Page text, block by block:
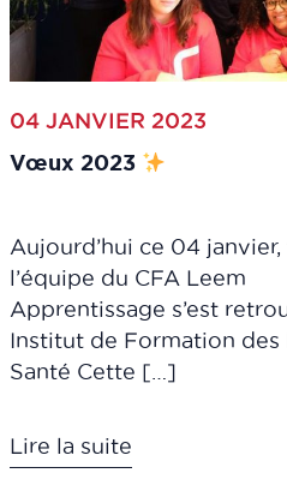
04 JANVIER 2023
Vœux 2023
Aujourd’hui ce 04
l’équipe du CFA Leem
Apprentissage s’est
Institut de Formation des
Santé Cette […]
Lire la suite